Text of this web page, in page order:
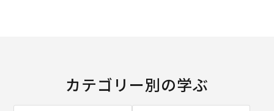
カテゴリー別の学ぶ